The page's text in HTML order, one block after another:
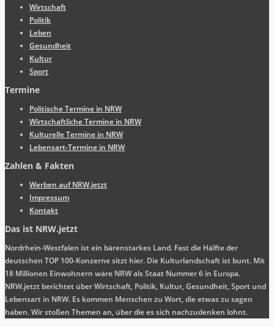
Wirtschaft
Politik
Leben
Gesundheit
Kultur
Sport
Termine
Politische Termine in NRW
Wirtschaftliche Termine in NRW
Kulturelle Termine in NRW
Lebensart-Termine in NRW
Zahlen & Fakten
Werben auf NRW.jetzt
Impressum
Kontakt
Das ist NRW.jetzt
Nordrhein-Westfalen ist ein bärenstarkes Land. Fast die Hälfte der
deutschen TOP 100-Konzerne sitzt hier. Die Kulturlandschaft ist bunt. Mit
18 Millionen Einwohnern wäre NRW als Staat Nummer 6 in Europa.
NRW.jetzt berichtet über Wirtschaft, Politik, Kultur, Gesundheit, Sport und
Lebensart in NRW. Es kommen Menschen zu Wort, die etwas zu sagen
haben. Wir stoßen Themen an, über die es sich nachzudenken lohnt.